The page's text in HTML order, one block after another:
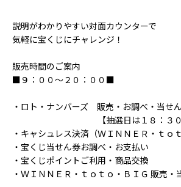
説明がわかりやすい対面カウンターで
気軽に宝くじにチャレンジ！
販売時間のご案内
■９：００～２０：００■
・ロト・ナンバーズ 販売・お調べ・当せ
【抽選日は１８：３０まで
・キャシュレス決済（ＷＩＮＮＥＲ・ｔｏ
・宝くじ当せん券お調べ・お支払い
・宝くじポイントご利用・商品交換
・ＷＩＮＮＥＲ・ｔｏｔｏ・ＢＩＧ 販売・